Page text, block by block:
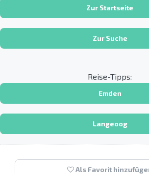
Zur Startseite
Zur Suche
Reise-Tipps:
Emden
Langeoog
Als Favorit